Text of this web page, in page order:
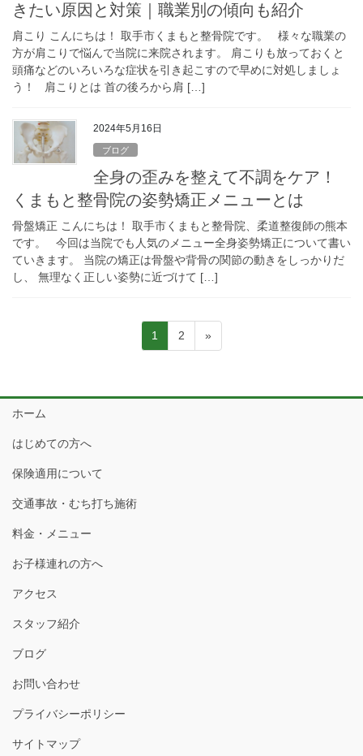
きたい原因と対策｜職業別の傾向も紹介
肩こり こんにちは！ 取手市くまもと整骨院です。 様々な職業の
方が肩こりで悩んで当院に来院されます。 肩こりも放っておくと
頭痛などのいろいろな症状を引き起こすので早めに対処しましょ
う！ 肩こりとは 首の後ろから肩 […]
2024年5月16日
ブログ
全身の歪みを整えて不調をケア！
くまもと整骨院の姿勢矯正メニューとは
骨盤矯正 こんにちは！ 取手市くまもと整骨院、柔道整復師の熊本
です。 今回は当院でも人気のメニュー全身姿勢矯正について書い
ていきます。 当院の矯正は骨盤や背骨の関節の動きをしっかりだ
し、 無理なく正しい姿勢に近づけて […]
ペ
ー
ジ
り
固
定
1
固
定
2 »
ホーム
はじめての方へ
保険適用について
交通事故・むち打ち施術
料金・メニュー
お子様連れの方へ
アクセス
スタッフ紹介
ブログ
お問い合わせ
プライバシーポリシー
サイトマップ